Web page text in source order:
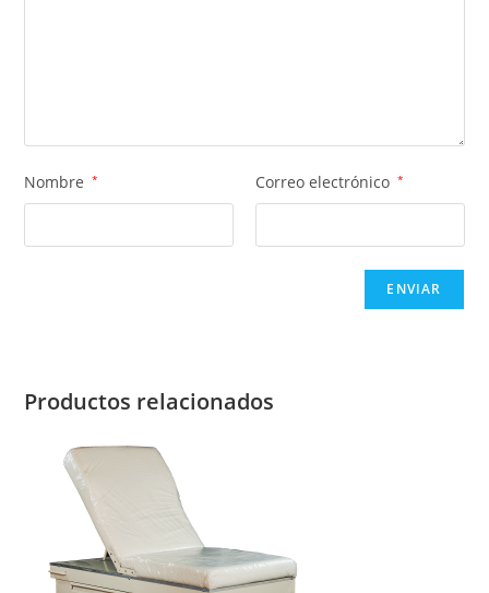
Nombre * Correo electrónico *
Productos relacionados